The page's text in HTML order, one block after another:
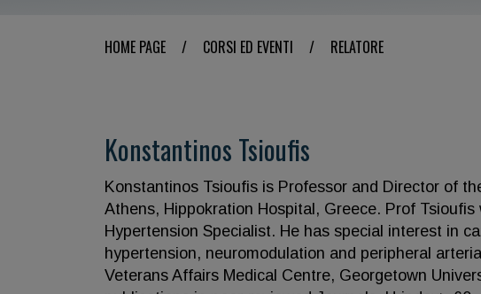
HOME PAGE / CORSI ED EVENTI / RELATORE
Konstantinos Tsioufis
Konstantinos Tsioufis is Professor and Director of
Athens, Hippokration Hospital, Greece. Prof
Hypertension Specialist. He has special interest in
hypertension, neuromodulation and peripheral
Veterans Affairs Medical Centre, Georgetown